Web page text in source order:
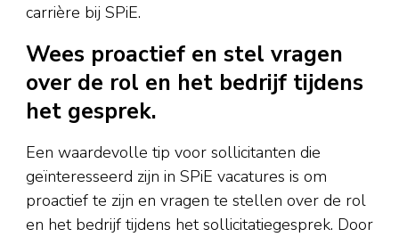
carrière bij SPiE.
Wees proactief en stel vragen
over de rol en het bedrijf tijdens
het gesprek.
Een waardevolle tip voor sollicitanten die
geïnteresseerd zijn in SPiE vacatures is om
proactief te zijn en vragen te stellen over de rol
en het bedrijf tijdens het sollicitatiegesprek. Door